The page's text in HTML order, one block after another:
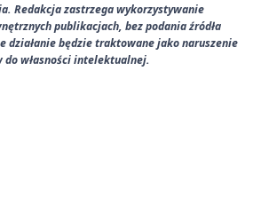
Redakcja zastrzega wykorzystywanie
publikacjach, bez podania źródła
działanie będzie traktowane jako naruszenie
własności intelektualnej.